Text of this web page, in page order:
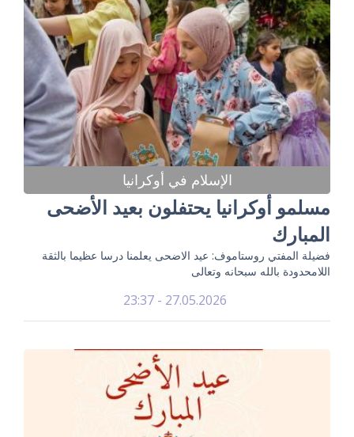
الإسلام في أوكرانيا
مسلمو أوكرانيا يحتفلون بعيد الأضحى
المبارك
فضيلة المفتي روستاموف: عيد الاضحى يعلمنا درسا عظيما بالثقة
اللامحدودة بالله سبحانه وتعالى
27.05.2026 - 23:37